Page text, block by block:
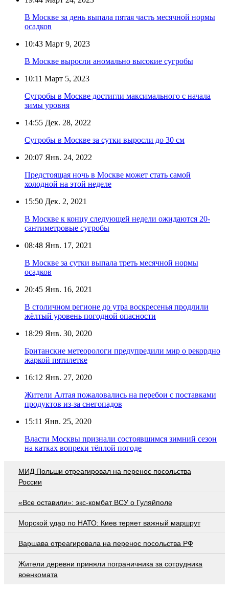
В Москве за день выпала пятая часть месячной нормы
осадков
10:43 Март 9, 2023
В Москве выросли аномально высокие сугробы
10:11 Март 5, 2023
Сугробы в Москве достигли максимального с начала
зимы уровня
14:55 Дек. 28, 2022
Сугробы в Москве за сутки выросли до 30 см
20:07 Янв. 24, 2022
Предстоящая ночь в Москве может стать самой
холодной на этой неделе
15:50 Дек. 2, 2021
В Москве к концу следующей недели ожидаются 20-
сантиметровые сугробы
08:48 Янв. 17, 2021
В Москве за сутки выпала треть месячной нормы
осадков
20:45 Янв. 16, 2021
В столичном регионе до утра воскресенья продлили
жёлтый уровень погодной опасности
18:29 Янв. 30, 2020
Британские метеорологи предупредили мир о рекордно
жаркой пятилетке
16:12 Янв. 27, 2020
Жители Алтая пожаловались на перебои с поставками
продуктов из-за снегопадов
15:11 Янв. 25, 2020
Власти Москвы признали состоявшимся зимний сезон
на катках вопреки тёплой погоде
МИД Польши отреагировал на перенос посольства
России
«Все оставили»: экс-комбат ВСУ о Гуляйполе
Морской удар по НАТО: Киев теряет важный маршрут
Варшава отреагировала на перенос посольства РФ
Жители деревни приняли пограничника за сотрудника
военкомата